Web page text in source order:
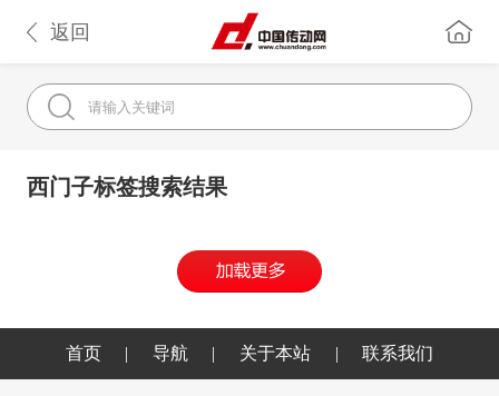
返回
西门子标签搜索结果
首页 | 导航 | 关于本站 | 联系我们